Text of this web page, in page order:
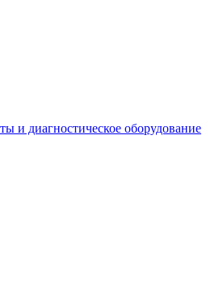
диагностическое оборудование